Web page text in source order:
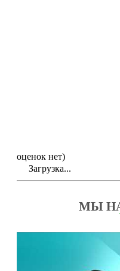
оценок нет)
Загрузка...
МЫ НА